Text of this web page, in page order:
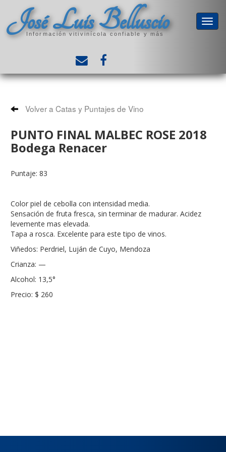
José Luis Belluscio
Información vitivinícola confiable y más
Volver a Catas y Puntajes de Vino
PUNTO FINAL MALBEC ROSE 2018
Bodega Renacer
Puntaje: 83
Color piel de cebolla con intensidad media.
Sensación de fruta fresca, sin terminar de madurar. Acidez
levemente mas elevada.
Tapa a rosca. Excelente para este tipo de vinos.
Viñedos: Perdriel, Luján de Cuyo, Mendoza
Crianza: —
Alcohol: 13,5°
Precio: $ 260